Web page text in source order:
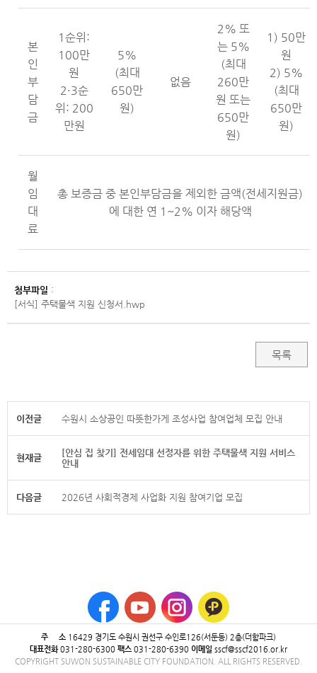
본
인
부
담
금
1순위:
100만
원
2·3순
위: 200
만원
5%
(최대
650만
원)
없음
2% 또
는 5%
(최대
260만
원 또는
650만
원)
1) 50만
원
2) 5%
(최대
650만
원)
월
임
대
료
총 보증금 중 본인부담금을 제외한 금액(전세지원금)
에 대한 연 1~2% 이자 해당액
첨부파일 :
[서식] 주택물색 지원 신청서.hwp
목록
이전글 수원시 소상공인 따뜻한가게 조성사업 참여업체 모집 안내
현재글
[안심 집 찾기] 전세임대 선정자를 위한 주택물색 지원 서비스
안내
다음글 2026년 사회적경제 사업화 지원 참여기업 모집
주 소 16429 ​경기도 수원시 권선구 수인로126(서둔동) 2층(더함파크)
대표전화031-280-6300 팩스 031-280-6390 이메일 sscf@sscf2016.or.kr
COPYRIGHT SUWON SUSTAINABLE CITY FOUNDATION. ALL RIGHTS RESERVED.